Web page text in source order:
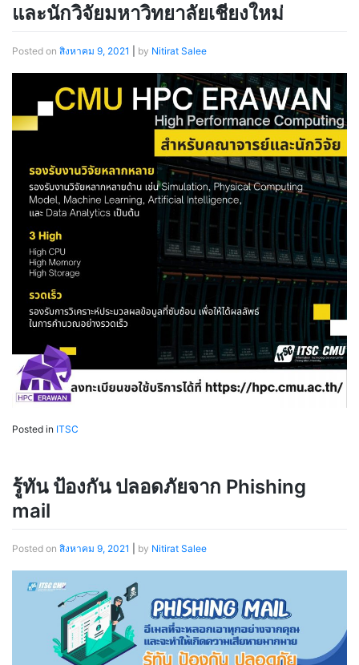
และนักวิจัยมหาวิทยาลัยเชียงใหม่
Posted on สิงหาคม 9, 2021 by Nitirat Salee
Posted in ITSC
รู้ทัน ป้องกัน ปลอดภัยจาก Phishing
mail
Posted on สิงหาคม 9, 2021 by Nitirat Salee